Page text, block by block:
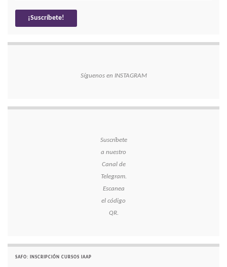
Síguenos en INSTAGRAM
Suscríbete
a nuestro
Canal de
Telegram.
Escanea
el código
QR.
SAFO: INSCRIPCIÓN CURSOS IAAP